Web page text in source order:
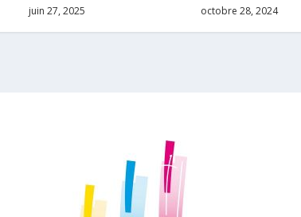
juin 27, 2025 octobre 28, 2024